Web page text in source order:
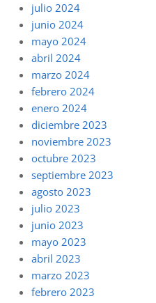
julio 2024
junio 2024
mayo 2024
abril 2024
marzo 2024
febrero 2024
enero 2024
diciembre 2023
noviembre 2023
octubre 2023
septiembre 2023
agosto 2023
julio 2023
junio 2023
mayo 2023
abril 2023
marzo 2023
febrero 2023